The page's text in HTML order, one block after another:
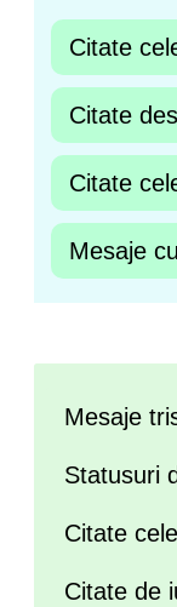
Citate
Citate
Citate
Mesaje
Mesaje
Statusuri
Citate
Citate de